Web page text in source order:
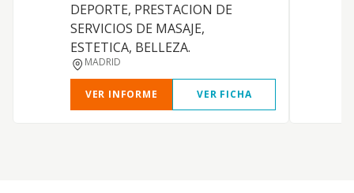
DEPORTE, PRESTACION DE
SERVICIOS DE MASAJE,
ESTETICA, BELLEZA.
MADRID
VER INFORME VER FICHA